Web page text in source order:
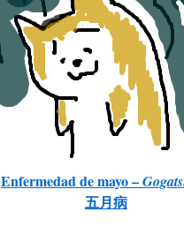
Enfermedad de mayo –
五月病